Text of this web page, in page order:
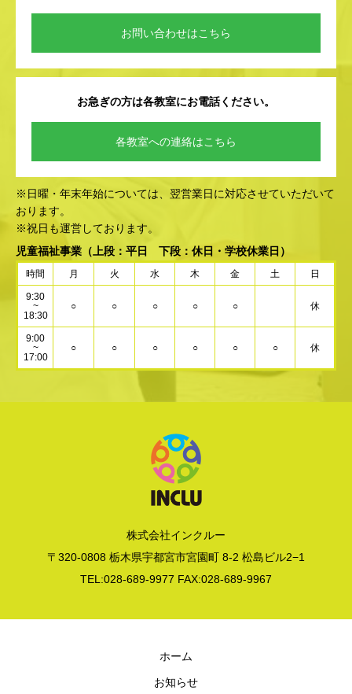
お問い合わせはこちら
お急ぎの方は各教室にお電話ください。
各教室への連絡はこちら
※日曜・年末年始については、翌営業日に対応させていただいて
おります。
※祝日も運営しております。
児童福祉事業 （上段：平日 下段：休日・学校休業日）
時間 月 火 水 木 金 土 日
9:30
~
18:30
○ ○ ○ ○ ○ 休
9:00
~
17:00
○ ○ ○ ○ ○ ○ 休
株式会社インクルー
〒320-0808 栃木県宇都宮市宮園町 8-2 松島ビル2−1
TEL:028-689-9977 FAX:028-689-9967
ホーム
お知らせ